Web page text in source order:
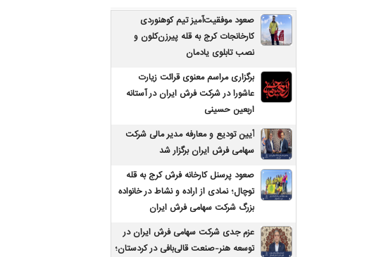
صعود موفقیت‌آمیز تیم کوهنوردی
کارخانجات کرج به قله پیرزن‌کلون و
نصب تابلوی یادمان
برگزاری مراسم معنوی قرائت زیارت
عاشورا در شرکت فرش ایران در آستانه
اربعین حسینی
آیین تودیع و معارفه مدیر مالی شرکت
سهامی فرش ایران برگزار شد
صعود پرسنل کارخانه فرش کرج به قله
توچال؛ نمادی از اراده و نشاط در خانواده
بزرگ شرکت سهامی فرش ایران
عزم جدی شرکت سهامی فرش ایران در
توسعه هنر-صنعت قالی‌بافی در کردستان؛